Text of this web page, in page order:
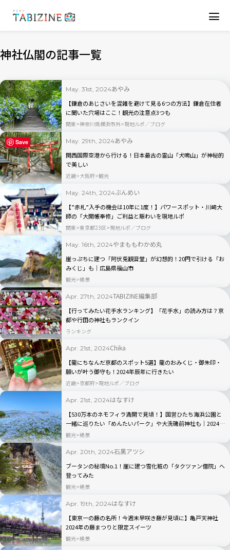
神社仏閣の記事一覧
May. 31st, 2024あやみ
【鎌倉のあじさいを混雑を避けて見る6つの方法】鎌倉在住者
に聞いた穴場はここ！観光の注意点3つも
関東 神奈川県横浜市外 現地ルポ／ブログ
May. 29th, 2024あやみ
関西国際空港から行ける！日本最古の霊山「犬鳴山」が神秘的
で美しい
近畿 大阪府 観光
May. 24th, 2024ぶんめい
【”赤札”入手の機会は10年に1度！】パワースポット・川崎大
師の「大開帳奉修」ご利益と賑わいを現地ルポ
関東 東京都23区 現地ルポ／ブログ
May. 16th, 2024やまももわかめ丸
崖っぷちに建つ「阿伏兎観音堂」が幻想的！20円で引ける「お
みくじ」も｜広島県福山市
観光 絶景
Apr. 27th, 2024TABIZINE編集部
【行ってみたい花手水ランキング】「花手水」の読み方は？京
都や行田の神社もランクイン
ランキング
Apr. 21st, 2024Chika
【龍にちなんだ京都のスポット5選】龍のおみくじ・御朱印・
願いが叶う御守も！2024年辰年に行きたい
近畿 京都府 現地ルポ／ブログ
Apr. 21st, 2024はなすけ
【530万本のネモフィラ満開で見頃！】国営ひたち海浜公園と
一緒に巡りたい「めんたいパーク」や大洗磯前神社も｜2024年
4月
観光 絶景
Apr. 20th, 2024石黒アツシ
ブータンの秘境No.1！崖に建つ雪化粧の「タクツァン僧院」へ
登ってみた
観光 絶景
Apr. 19th, 2024はなすけ
【東京一の藤の名所！今週末早咲き藤が見頃に】亀戸天神社
2024年の藤まつりと限定スイーツ
観光 絶景
Save